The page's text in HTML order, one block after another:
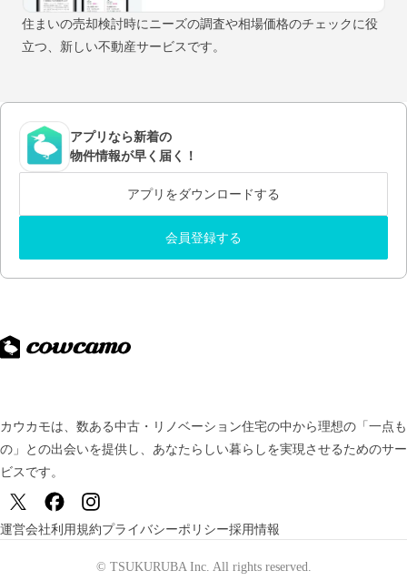
住まいの売却検討時にニーズの調査や相場価格のチェックに役
立つ、新しい不動産サービスです。
アプリなら新着の
物件情報が早く届く！
アプリをダウンロードする
会員登録する
カウカモは、数ある中古・リノベーション住宅の中から理想の「一点も
の」との出会いを提供し、 あなたらしい暮らしを実現させるためのサー
ビスです。
運営会社利用規約プライバシーポリシー採用情報
© TSUKURUBA Inc. All rights reserved.